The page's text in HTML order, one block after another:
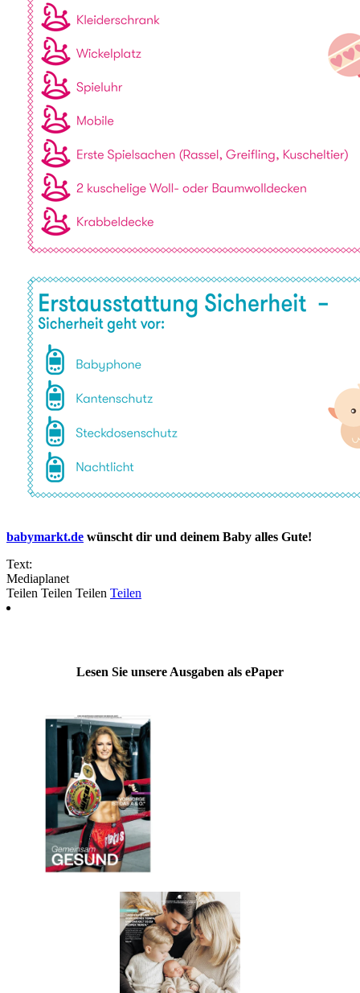
babymarkt.de wünscht dir und deinem Baby alles Gute!
Text:
Mediaplanet
Teilen Teilen Teilen Teilen
Lesen Sie unsere Ausgaben als ePaper